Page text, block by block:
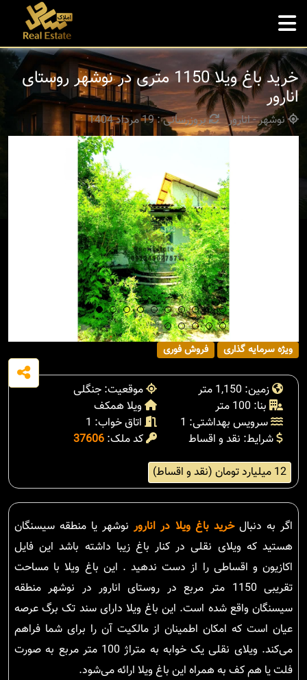
خرید باغ ویلا 1150 متری در نوشهر روستای
انارور
نوشهر - انارور بروزرسانی : 19 مرداد 1404
ویژه سرمایه گذاری فروش فوری
زمین: 1,150 متر
موقعیت: جنگلی
بنا: 100 متر
ویلا همکف
سرویس بهداشتی: 1
اتاق خواب: 1
شرایط: نقد و اقساط
کد ملک: 37606
12 میلیارد تومان (نقد و اقساط)
اگر به دنبالخرید باغ ویلا در انارورنوشهر یا منطقه سیسنگان
هستید که ویلای نقلی در کنار باغ زیبا داشته باشد این فایل
اکازیون و اقساطی را از دست ندهید . این باغ ویلا با مساحت
تقریبی 1150 متر مربع در روستای انارور در نوشهر منطقه
سیسنگان واقع شده است. این باغ ویلا دارای سند تک برگ عرصه
عیان است که امکان اطمینان از مالکیت آن را برای شما فراهم
می‌کند. ویلای نقلی یک خوابه به متراژ 100 متر مربع به صورت
فلت یا هم کف به همراه این باغ ویلا ارائه می‌شود.